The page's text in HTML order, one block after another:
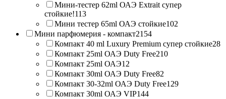
Мини-тестер 62ml ОАЭ Extrait супер
стойкие!113
Мини тестер 65ml ОАЭ стойкие102
Мини парфюмерия - компакт2154
Компакт 40 ml Luxury Premium супер стойкие28
Компакт 25ml ОАЭ Duty Free210
Компакт 25ml ОАЭ12
Компакт 30ml ОАЭ Duty Free82
Компакт 30-32ml ОАЭ Duty Free129
Компакт 30ml ОАЭ VIP144